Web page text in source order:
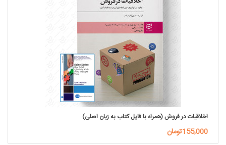
اخلاقیات در فروش (همراه با فایل کتاب به زبان اصلی)
155,000تومان